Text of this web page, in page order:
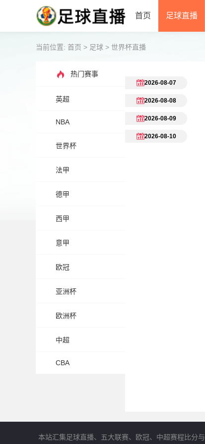
首页 足球直播
当前位置: 首页 > 足球 > 世界杯直播
热门赛事
英超
NBA
世界杯
法甲
德甲
西甲
意甲
欧冠
亚洲杯
欧洲杯
中超
CBA
2026-08-07
2026-08-08
2026-08-09
2026-08-10
本站汇集足球直播、五大联赛、欧冠、中超赛程比分